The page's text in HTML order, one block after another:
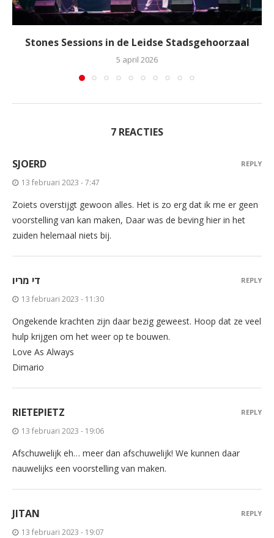
Stones Sessions in de Leidse Stadsgehoorzaal
5 april 2026
7 REACTIES
SJOERD
13 februari 2023 - 7:47
Zoiets overstijgt gewoon alles. Het is zo erg dat ik me er geen
voorstelling van kan maken, Daar was de beving hier in het
zuiden helemaal niets bij.
REPLY
די מריו
13 februari 2023 - 11:30
Ongekende krachten zijn daar bezig geweest. Hoop dat ze veel
hulp krijgen om het weer op te bouwen.
Love As Always
Dimario
REPLY
RIETEPIETZ
13 februari 2023 - 19:06
Afschuwelijk eh… meer dan afschuwelijk! We kunnen daar
nauwelijks een voorstelling van maken.
REPLY
JITAN
13 februari 2023 - 19:07
REPLY